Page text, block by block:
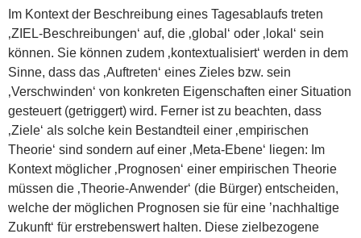
Im Kontext der Beschreibung eines Tagesablaufs treten
‚ZIEL-Beschreibungen‘ auf, die ‚global‘ oder ‚lokal‘ sein
können. Sie können zudem ‚kontextualisiert‘ werden in dem
Sinne, dass das ‚Auftreten‘ eines Zieles bzw. sein
‚Verschwinden‘ von konkreten Eigenschaften einer Situation
gesteuert (getriggert) wird. Ferner ist zu beachten, dass
‚Ziele‘ als solche kein Bestandteil einer ‚empirischen
Theorie‘ sind sondern auf einer ‚Meta-Ebene‘ liegen: Im
Kontext möglicher ‚Prognosen‘ einer empirischen Theorie
müssen die ‚Theorie-Anwender‘ (die Bürger) entscheiden,
welche der möglichen Prognosen sie für eine ’nachhaltige
Zukunft‘ für erstrebenswert halten. Diese zielbezogene